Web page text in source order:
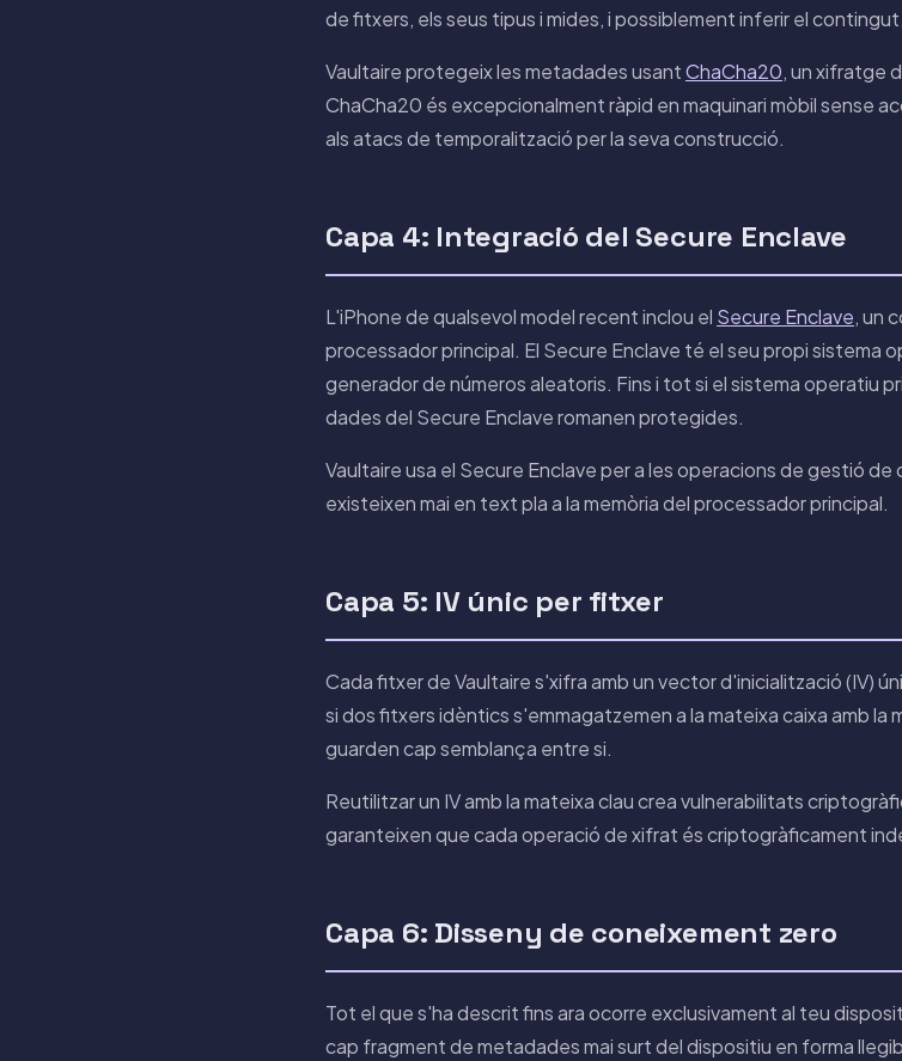
de fitxers, els seus tipus i mides, i possiblement inferir el contingut.
Vaultaire protegeix les metadades usantChaCha20, un xifratge
ChaCha20 és excepcionalment ràpid en maquinari mòbil sense
als atacs de temporalització per la seva construcció.
Capa 4: Integració del Secure Enclave
L'iPhone de qualsevol model recent inclou el Secure Enclave, un
processador principal. El Secure Enclave té el seu propi sistema
generador de números aleatoris. Fins i tot si el sistema operatiu
dades del Secure Enclave romanen protegides.
Vaultaire usa el Secure Enclave per a les operacions de gestió de
existeixen mai en text pla a la memòria del processador principal.
Capa 5: IV únic per fitxer
Cada fitxer de Vaultaire s'xifra amb un vector d'inicialització (IV)
si dos fitxers idèntics s'emmagatzemen a la mateixa caixa amb la
guarden cap semblança entre si.
Reutilitzar un IV amb la mateixa clau crea vulnerabilitats
garanteixen que cada operació de xifrat és criptogràficament
Capa 6: Disseny de coneixement zero
Tot el que s'ha descrit fins ara ocorre exclusivament al teu
cap fragment de metadades mai surt del dispositiu en forma